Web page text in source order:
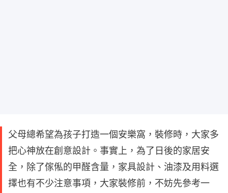
父母總希望為孩子打造一個安樂窩，裝修時，大家多
把心神放在創意設計。事實上，為了日後的家居安
全，除了傢俬的甲醛含量，家具設計、油漆及用料選
擇也有不少注意事項，大家裝修前，不妨先參考一